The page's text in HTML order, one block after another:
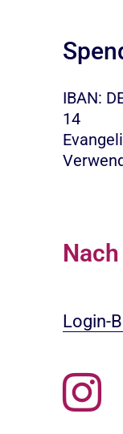
IBAN:
14
Login-